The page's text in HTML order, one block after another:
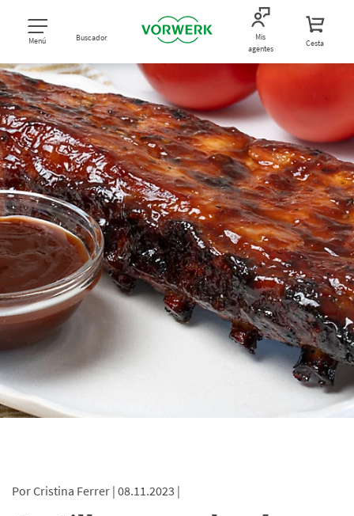
Menú Buscador
Mis
agentes
Cesta
Por Cristina Ferrer | 08.11.2023 |